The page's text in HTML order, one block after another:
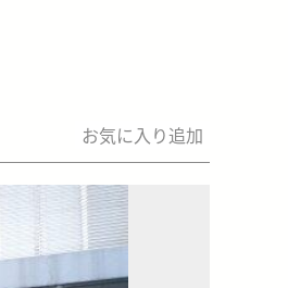
お気に入り追加